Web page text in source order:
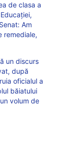
de clasa a
Am
remediale,
un discurs
după
oficialul a
băiatului
volum de